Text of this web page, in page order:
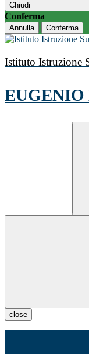
Chiudi
Conferma
Annulla Conferma
Istituto Istruzione
close